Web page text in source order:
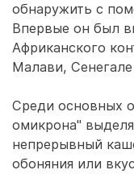
обнаружить с
Впервые он был
Африканского
Малави,
Среди основных
омикрона"
непрерывный
обоняния или